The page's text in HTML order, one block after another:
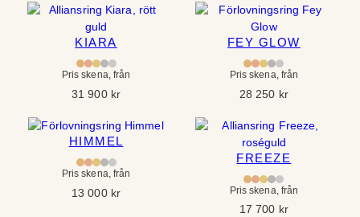
KIARA
Pris skena, från
31 900 kr
FEY GLOW
Pris skena, från
28 250 kr
HIMMEL
Pris skena, från
13 000 kr
FREEZE
Pris skena, från
17 700 kr